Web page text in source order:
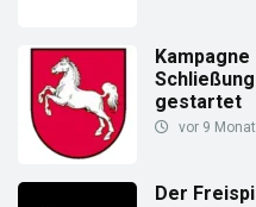
gestartet
vor 9
Der